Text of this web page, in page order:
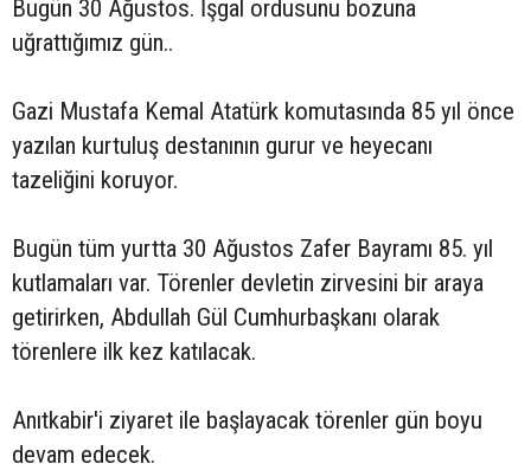
Bugün 30 Ağustos. İşgal ordusunu bozuna
uğrattığımız gün..
Gazi Mustafa Kemal Atatürk komutasında 85 yıl önce
yazılan kurtuluş destanının gurur ve heyecanı
tazeliğini koruyor.
Bugün tüm yurtta 30 Ağustos Zafer Bayramı 85. yıl
kutlamaları var. Törenler devletin zirvesini bir araya
getirirken, Abdullah Gül Cumhurbaşkanı olarak
törenlere ilk kez katılacak.
Anıtkabir'i ziyaret ile başlayacak törenler gün boyu
devam edecek.